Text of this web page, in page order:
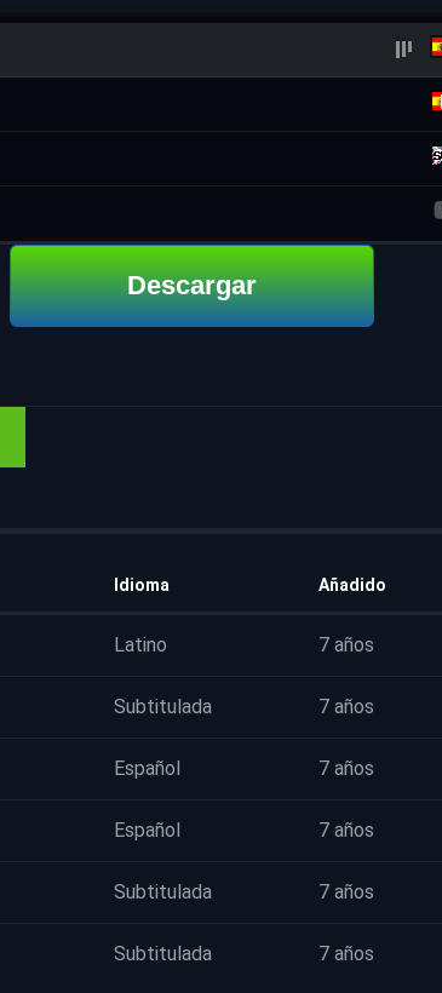
Descargar
Idioma Añadido
Latino 7 años
Subtitulada 7 años
Español 7 años
Español 7 años
Subtitulada 7 años
Subtitulada 7 años